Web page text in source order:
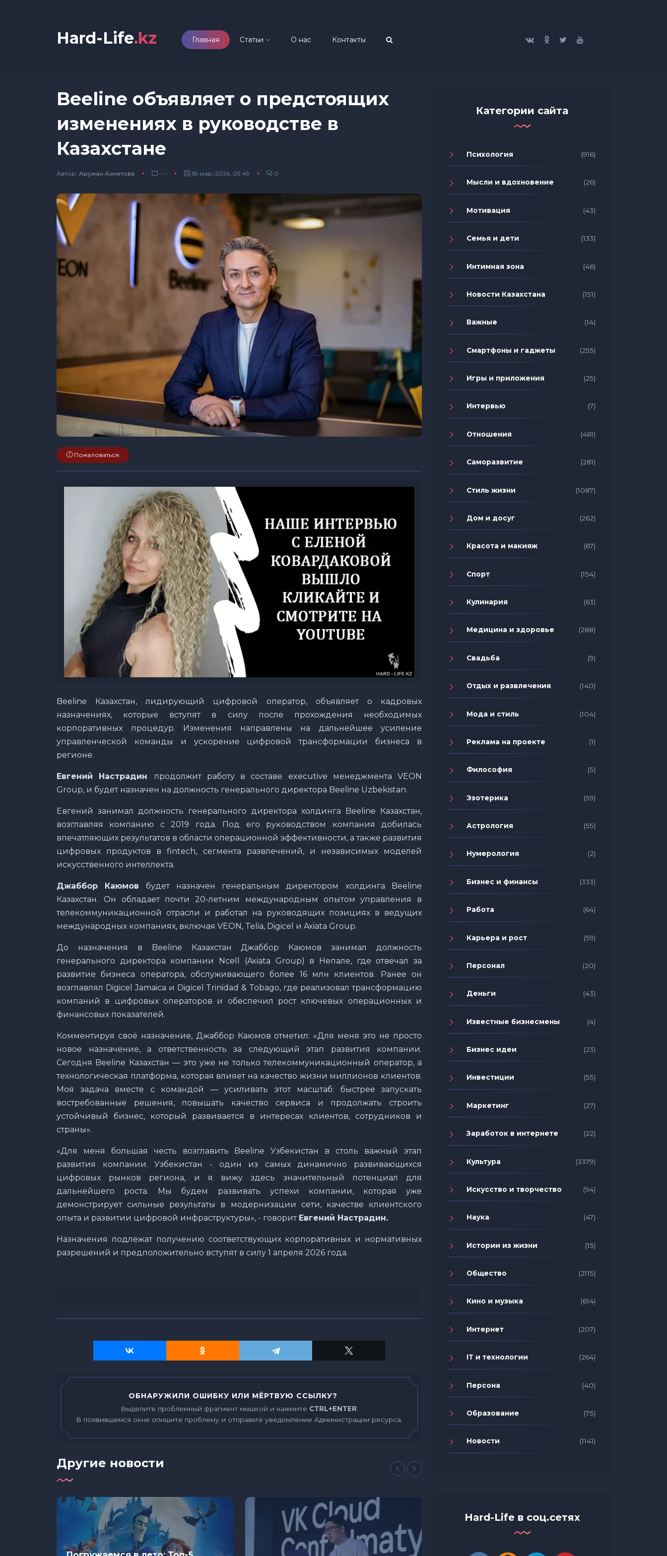
Hard-Life.kz Главная Статьи О нас Контакты
Beeline объявляет о предстоящих
изменениях в руководстве в
Казахстане
Автор: Аружан Ахметова --- 18-мар-2026, 09:49 0
Пожаловаться
Beeline Казахстан, лидирующий цифровой оператор, объявляет о кадровых
назначениях, которые вступят в силу после прохождения необходимых
корпоративных процедур. Изменения направлены на дальнейшее усиление
управленческой команды и ускорение цифровой трансформации бизнеса в
регионе.
Евгений Настрадин
продолжит работу в составе executive менеджмента VEON
Group, и будет назначен на должность генерального директора Beeline Uzbekistan.
Евгений занимал должность генерального директора холдинга Beeline Казахстан,
возглавляя компанию с 2019 года. Под его руководством компания добилась
впечатляющих результатов в области операционной эффективности, а также развития
цифровых продуктов в fintech, сегмента развлечений, и независимых моделей
искусственного интеллекта.
Джаббор Каюмов будет назначен генеральным директором холдинга Beeline
Казахстан. Он обладает почти 20-летним международным опытом управления в
телекоммуникационной отрасли и работал на руководящих позициях в ведущих
международных компаниях, включая VEON, Telia, Digicel и Axiata Group.
До назначения в Beeline Казахстан Джаббор Каюмов занимал должность
генерального директора компании Ncell (Axiata Group) в Непале, где отвечал за
развитие бизнеса оператора, обслуживающего более 16 млн клиентов. Ранее он
возглавлял Digicel Jamaica и Digicel Trinidad & Tobago, где реализовал трансформацию
компаний в цифровых операторов и обеспечил рост ключевых операционных и
финансовых показателей.
Комментируя своё назначение, Джаббор Каюмов отметил: «Для меня это не просто
новое назначение, а ответственность за следующий этап развития компании.
Сегодня Beeline Казахстан — это уже не только телекоммуникационный оператор, а
технологическая платформа, которая влияет на качество жизни миллионов клиентов.
Моя задача вместе с командой — усиливать этот масштаб: быстрее запускать
востребованные решения, повышать качество сервиса и продолжать строить
устойчивый бизнес, который развивается в интересах клиентов, сотрудников и
страны».
«Для меня большая честь возглавить Beeline Узбекистан в столь важный этап
развития компании. Узбекистан - один из самых динамично развивающихся
цифровых рынков региона, и я вижу здесь значительный потенциал для
дальнейшего роста. Мы будем развивать успехи компании, которая уже
демонстрирует сильные результаты в модернизации сети, качестве клиентского
опыта и развитии цифровой инфраструктуры», - говорит Евгений Настрадин.
Назначения подлежат получению соответствующих корпоративных и нормативных
разрешений и предположительно вступят в силу 1 апреля 2026 года.
ОБНАРУЖИЛИ ОШИБКУ ИЛИ МЁРТВУЮ ССЫЛКУ?
Выделите проблемный фрагмент мышкой и нажмите CTRL+ENTER.
В появившемся окне опишите проблему и отправьте уведомление Администрации ресурса.
Другие новости
Категории сайта
Психология (916)
Мысли и вдохновение (26)
Мотивация (43)
Семья и дети (133)
Интимная зона (46)
Новости Казахстана (151)
Важные (14)
Смартфоны и гаджеты (255)
Игры и приложения (25)
Интервью (7)
Отношения (461)
Саморазвитие (281)
Стиль жизни (1087)
Дом и досуг (262)
Красота и макияж (67)
Спорт (154)
Кулинария (63)
Медицина и здоровье (288)
Свадьба (9)
Отдых и развлечения (140)
Мода и стиль (104)
Реклама на проекте (1)
Философия (5)
Эзотерика (59)
Астрология (55)
Нумерология (2)
Бизнес и финансы (333)
Работа (64)
Карьера и рост (59)
Персонал (20)
Деньги (43)
Известные бизнесмены (4)
Бизнес идеи (23)
Инвестиции (55)
Маркетинг (27)
Заработок в интернете (22)
Культура (3379)
Искусство и творчество (94)
Наука (47)
Истории из жизни (15)
Общество (2115)
Кино и музыка (614)
Интернет (207)
IT и технологии (264)
Персона (40)
Образование (75)
Новости (1141)
Hard-Life в соц.сетях